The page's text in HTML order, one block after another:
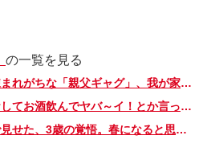
の一覧を見る
若者に疎まれがちな「親父ギャグ」、我が家の場合…【大きくなってく娘と私・86】
カラオケしてお酒飲んでヤバ～イ！とか言って、それから…。中学生の娘があこがれる、大人の夜の過ごし方【大きくなってく娘と私・85】
入園式で見せた、3歳の覚悟。春になると思い出す、あの時の衝撃【大きくなってく娘と私・セレクション】